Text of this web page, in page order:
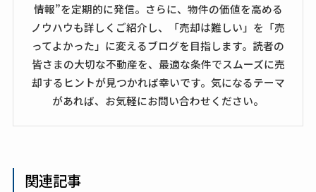
情報”を定期的に発信。さらに、物件の価値を高める
ノウハウも詳しくご紹介し、「売却は難しい」を「売
ってよかった」に変えるブログを目指します。読者の
皆さまの大切な不動産を、最適な条件でスムーズに売
却するヒントが見つかれば幸いです。気になるテーマ
があれば、お気軽にお問い合わせください。
関連記事